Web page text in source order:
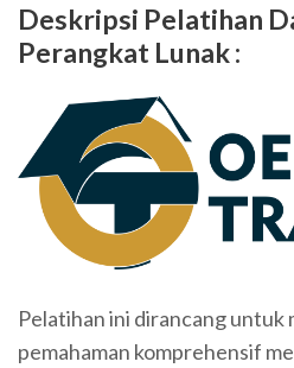
Deskripsi Pelatihan
Perangkat Lunak :
Pelatihan ini dirancang untuk
pemahaman komprehensif